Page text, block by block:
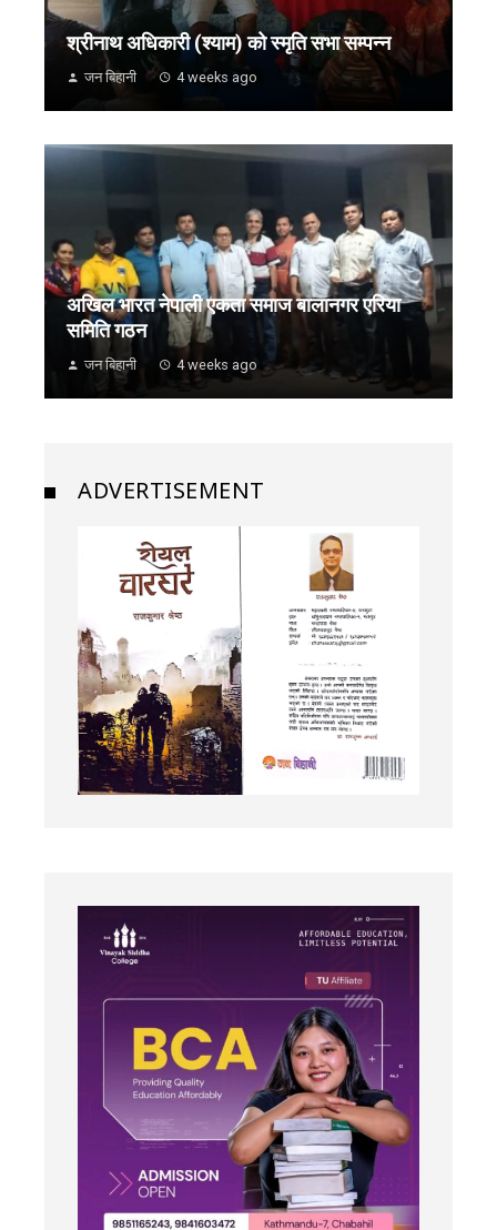
श्रीनाथ अधिकारी (श्याम) को स्मृति सभा सम्पन्न
जन बिहानी 4 weeks ago
अखिल भारत नेपाली एकता समाज बालानगर एरिया
समिति गठन
जन बिहानी 4 weeks ago
ADVERTISEMENT